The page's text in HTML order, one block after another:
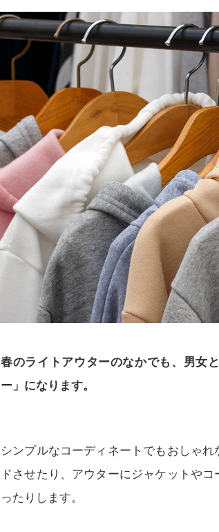
春のライトアウターのなかでも、男女
ー」になります。
シンプルなコーディネートでもおしゃ
ドさせたり、アウターにジャケットや
ったりします。